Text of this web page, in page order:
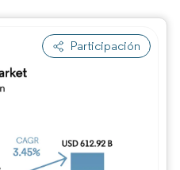
Participación